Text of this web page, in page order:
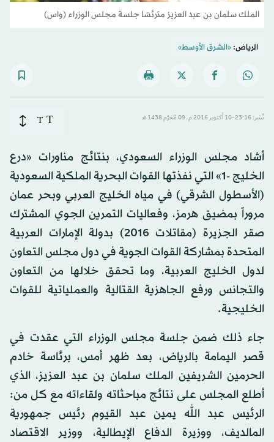
الملك سلمان بن عبد العزيز مترئسًا جلسة مجلس الوزراء (واس)
الرياض:«الشرق الأوسط»
نُشر: 23:16-10 أكتوبر 2016 م ـ 09 مُحرَّم 1438 هـ T
T
أشاد مجلس الوزراء السعودي، بنتائج مناورات «درع
الخليج -1» التي نفذتها القوات البحرية الملكية السعودية
(الأسطول الشرقي) في مياه الخليج العربي وبحر عمان
مروراً بمضيق هرمز، وفعاليات التمرين الجوي المشترك
صقر الجزيرة (مقاتلات 2016) بدولة الإمارات العربية
المتحدة بمشاركة القوات الجوية في دول مجلس التعاون
لدول الخليج العربية، وما تحقق خلالها من التعاون
والتجانس ورفع الجاهزية القتالية والعملياتية للقوات
الخليجية.
جاء ذلك ضمن جلسة مجلس الوزراء التي عقدت في
قصر اليمامة بالرياض، بعد ظهر أمس، برئاسة خادم
الحرمين الشريفين الملك سلمان بن عبد العزيز، الذي
أطلع المجلس على نتائج مباحثاته ولقاءاته مع كل من:
الرئيس عبد الله يمين عبد القيوم رئيس جمهورية
المالديف، ووزيرة الدفاع الإيطالية، ووزير الاقتصاد